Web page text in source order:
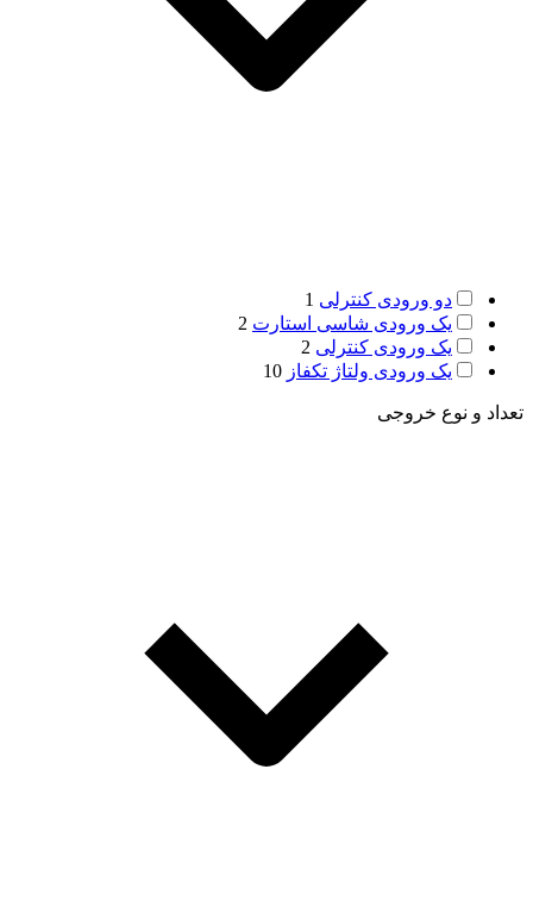
دو ورودی کنترلی 1
یک ورودی شاسی استارت 2
یک ورودی کنترلی 2
یک ورودی ولتاژ تکفاز 10
تعداد و نوع خروجی